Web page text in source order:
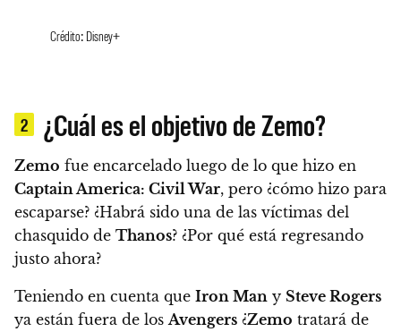
Crédito: Disney+
2 ¿Cuál es el objetivo de Zemo?
Zemo fue encarcelado luego de lo que hizo en
Captain America: Civil War, pero ¿cómo hizo para
escaparse? ¿Habrá sido una de las víctimas del
chasquido de Thanos? ¿Por qué está regresando
justo ahora?
Teniendo en cuenta que Iron Man y Steve Rogers
ya están fuera de los Avengers ¿Zemo tratará de